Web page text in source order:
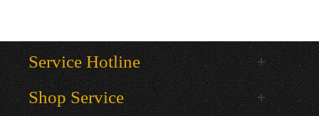
Service Hotline
Shop Service